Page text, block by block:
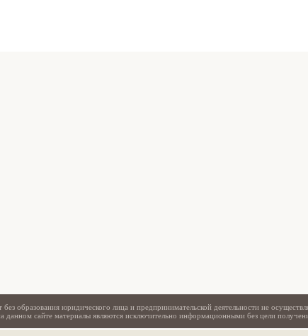
образования юридического лица и предпринимательской деятельности не
данном сайте материалы являются исключительно информационными без цели